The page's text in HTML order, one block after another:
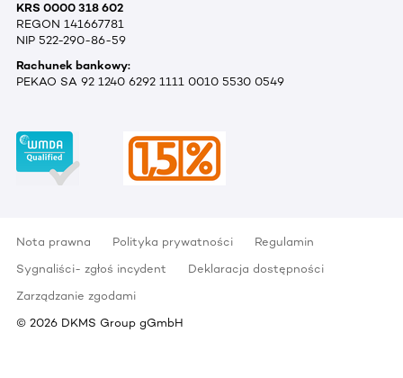
KRS 0000 318 602
REGON 141667781
NIP 522-290-86-59
Rachunek bankowy:
PEKAO SA 92 1240 6292 1111 0010 5530 0549
Nota prawna Polityka prywatności
Regulamin
Sygnaliści- zgłoś incydent
Deklaracja dostępności
Zarządzanie zgodami
© 2026 DKMS Group gGmbH